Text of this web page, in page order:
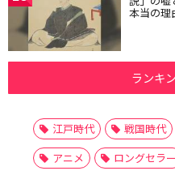
本当の理
ランキ
江戸時代 戦国時代
アニメ
ロングセラー